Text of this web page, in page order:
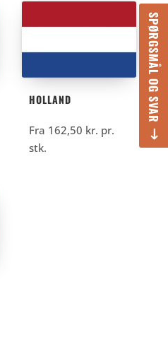
SPØRGSMÅL OG SVAR
HOLLAND
Fra 162,50 kr. pr.
stk.